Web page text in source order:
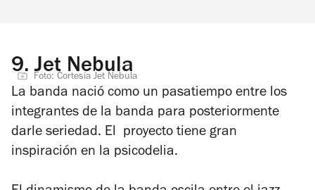
9. Jet Nebula
Foto: Cortesía Jet Nebula
La banda nació como un pasatiempo entre los
integrantes de la banda para posteriormente
darle seriedad. El proyecto tiene gran
inspiración en la psicodelia.